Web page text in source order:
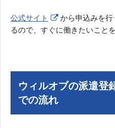
公式サイト
から申込みを
るので、すぐに働きたいこと
ウィルオブの派遣登
での流れ